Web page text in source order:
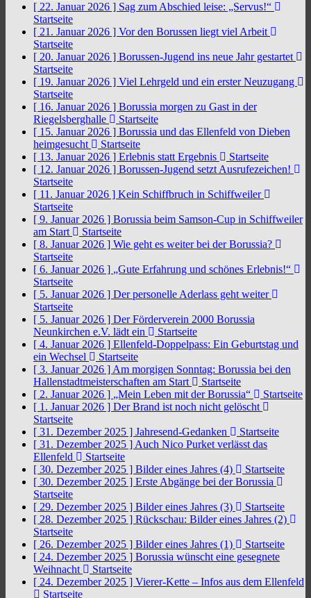
[ 22. Januar 2026 ] Sag zum Abschied leise: „Servus!“
Startseite
[ 21. Januar 2026 ] Vor den Borussen liegt viel Arbeit
Startseite
[ 20. Januar 2026 ] Borussen-Jugend ins neue Jahr gestartet
Startseite
[ 19. Januar 2026 ] Viel Lehrgeld und ein erster Neuzugang
Startseite
[ 16. Januar 2026 ] Borussia morgen zu Gast in der
Riegelsberghalle
Startseite
[ 15. Januar 2026 ] Borussia und das Ellenfeld von Dieben
heimgesucht
Startseite
[ 13. Januar 2026 ] Erlebnis statt Ergebnis
Startseite
[ 12. Januar 2026 ] Borussen-Jugend setzt Ausrufezeichen!
Startseite
[ 11. Januar 2026 ] Kein Schiffbruch in Schiffweiler
Startseite
[ 9. Januar 2026 ] Borussia beim Samson-Cup in Schiffweiler
am Start
Startseite
[ 8. Januar 2026 ] Wie geht es weiter bei der Borussia?
Startseite
[ 6. Januar 2026 ] „Gute Erfahrung und schönes Erlebnis!“
Startseite
[ 5. Januar 2026 ] Der personelle Aderlass geht weiter
Startseite
[ 5. Januar 2026 ] Der Förderverein 2000 Borussia
Neunkirchen e.V. lädt ein
Startseite
[ 4. Januar 2026 ] Ellenfeld-Doppelpass: Ein Geburtstag und
ein Wechsel
Startseite
[ 3. Januar 2026 ] Am morgigen Sonntag: Borussia bei den
Hallenstadtmeisterschaften am Start
Startseite
[ 2. Januar 2026 ] „Mein Leben mit der Borussia“
Startseite
[ 1. Januar 2026 ] Der Brand ist noch nicht gelöscht
Startseite
[ 31. Dezember 2025 ] Jahresend-Gedanken
Startseite
[ 31. Dezember 2025 ] Auch Nico Purket verlässt das
Ellenfeld
Startseite
[ 30. Dezember 2025 ] Bilder eines Jahres (4)
Startseite
[ 30. Dezember 2025 ] Erste Abgänge bei der Borussia
Startseite
[ 29. Dezember 2025 ] Bilder eines Jahres (3)
Startseite
[ 28. Dezember 2025 ] Rückschau: Bilder eines Jahres (2)
Startseite
[ 26. Dezember 2025 ] Bilder eines Jahres (1)
Startseite
[ 24. Dezember 2025 ] Borussia wünscht eine gesegnete
Weihnacht
Startseite
[ 24. Dezember 2025 ] Vierer-Kette – Infos aus dem Ellenfeld
Startseite